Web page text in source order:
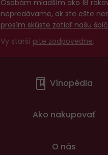
Osobám mladším ako 18
nepredávame, ak ste ešte
prosím skúste zatiaľ našu
Vy starší pite zodpovedne.
Vínopédia
Ako nakupovať
O nás